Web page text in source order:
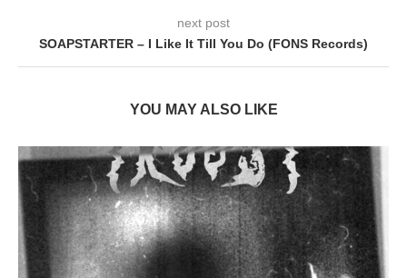
next post
SOAPSTARTER – I Like It Till You Do (FONS Records)
YOU MAY ALSO LIKE